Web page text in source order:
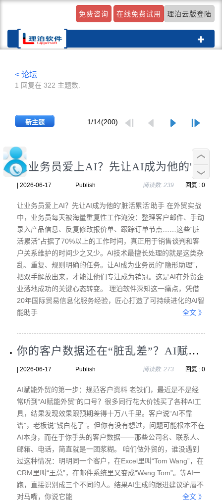
免费咨询 在线免费试用 理泊云版登陆
Toggle
< 论坛
1 回复在 322 主题数.
新主题 1/14(200)
让业务员爱上AI？先让AI成为他的'脏活累活'助手
| 2026-06-17 Publish 阅读数: 239 回复 : 0
让业务员爱上AI？先让AI成为他的'脏活累活'助手 在外贸实战
中，业务员每天被海量重复性工作淹没：整理客户邮件、手动
录入产品信息、反复修改报价单、跟踪订单节点……这些“脏
活累活”占据了70%以上的工作时间，真正用于销售谈判和客
户关系维护的时间少之又少。AI技术最擅长处理的就是这类杂
乱、重复、规则明确的任务。让AI成为业务员的“隐形助理”，
把双手解放出来，才能让他们专注成为销冠。这是AI在外贸企
业落地成功的关键心态转变。 理泊软件深知这一痛点，凭借
20年国际贸易信息化服务经验，匠心打造了可持续进化的AI智
能助手
全文 》
你的客户数据还在“脏乱差”？AI赋能外贸的第一步：规范客户资料（理泊软件实战版）
| 2026-06-17 Publish 阅读数: 273 回复 : 0
AI赋能外贸的第一步：规范客户资料 老铁们，最近是不是经
常听到“AI赋能外贸”的口号？很多同行花大价钱买了各种AI工
具，结果发现效果跟预期差得十万八千里。客户说“AI不靠
谱”，老板说“钱白花了”。但你有没有想过，问题可能根本不在
AI本身，而在于你手头的客户数据——那些公司名、联系人、
邮箱、电话，简直就是一团浆糊。 咱们做外贸的，谁没遇到
过这种情况：明明同一个客户，在Excel里叫“Tom Wang”，在
CRM里叫“王总”，在邮件系统里又变成“Wang Tom”。等AI一
跑，直接识别成三个不同的人。结果AI生成的跟进建议驴唇不
对马嘴，你说它能
全文 》